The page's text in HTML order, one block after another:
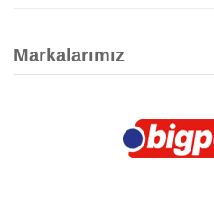
Markalarımız